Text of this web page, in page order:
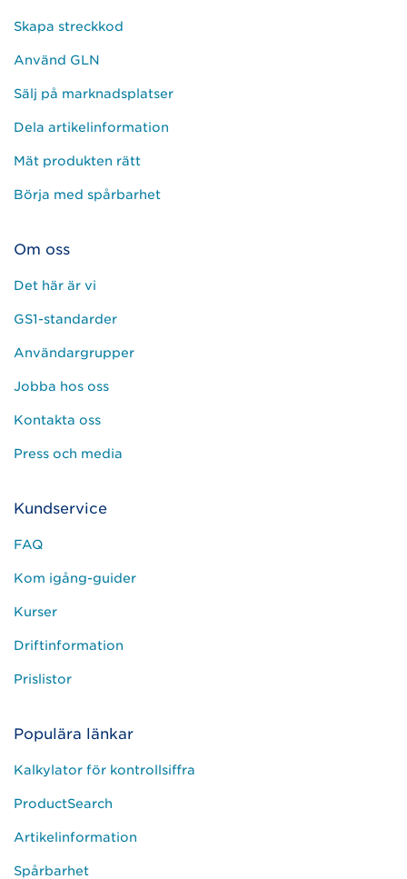
Skapa streckkod
Använd GLN
Sälj på marknadsplatser
Dela artikelinformation
Mät produkten rätt
Börja med spårbarhet
Om oss
Det här är vi
GS1-standarder
Användargrupper
Jobba hos oss
Kontakta oss
Press och media
Kundservice
FAQ
Kom igång-guider
Kurser
Driftinformation
Prislistor
Populära länkar
Kalkylator för kontrollsiffra
ProductSearch
Artikelinformation
Spårbarhet